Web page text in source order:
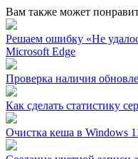
Вам также может
Решаем ошибку «Не
Microsoft Edge
Проверка наличия
Как сделать статистику
Очистка кеша в Windows